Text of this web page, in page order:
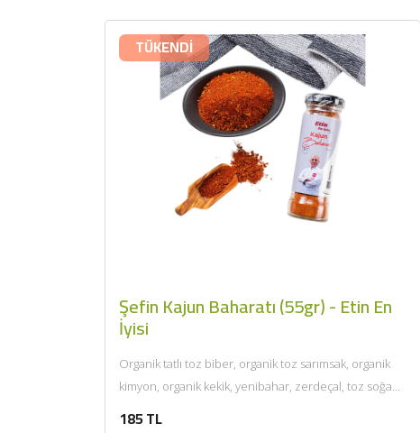
TÜKENDİ
Şefin Kajun Baharatı (55gr) - Etin En
İyisi
Organik tatlı toz biber, organik toz sarımsak, organik
kimyon, organik kekik, yenibahar, zerdeçal, toz soğan,
185 TL